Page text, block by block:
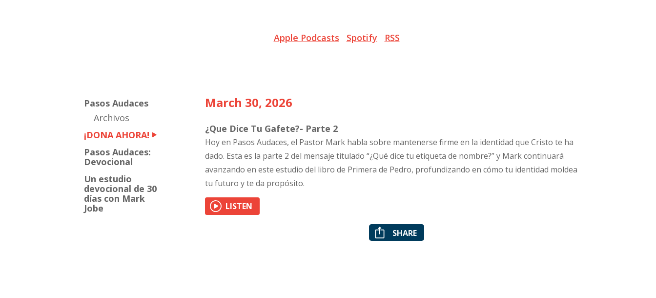
Apple Podcasts Spotify RSS
Pasos Audaces
Archivos
¡DONA AHORA!
Pasos Audaces:
Devocional
Un estudio
devocional de 30
días con Mark
Jobe
March 30, 2026
¿Que Dice Tu Gafete?- Parte 2
Hoy en Pasos Audaces, el Pastor Mark habla sobre mantenerse firme en la identidad que Cristo te ha
dado. Esta es la parte 2 del mensaje titulado “¿Qué dice tu etiqueta de nombre?” y Mark continuará
avanzando en este estudio del libro de Primera de Pedro, profundizando en cómo tu identidad moldea
tu futuro y te da propósito.
LISTEN
SHARE